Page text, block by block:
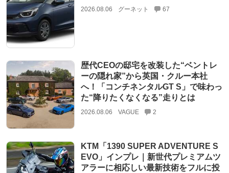
2026.08.06 グーネット 67
歴代CEOの邸宅を改装した“ベントレ
ーの隠れ家”から英国・クルー本社
へ！「コンチネンタルGT S」で味わっ
た“降りたくなくなる”走りとは
2026.08.06 VAGUE 2
KTM「1390 SUPER ADVENTURE S
EVO」インプレ｜新世代プレミアムツ
アラーに相応しい最新技術をフルに投